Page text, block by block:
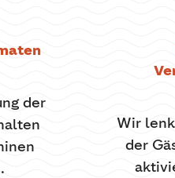
der
Wir
der